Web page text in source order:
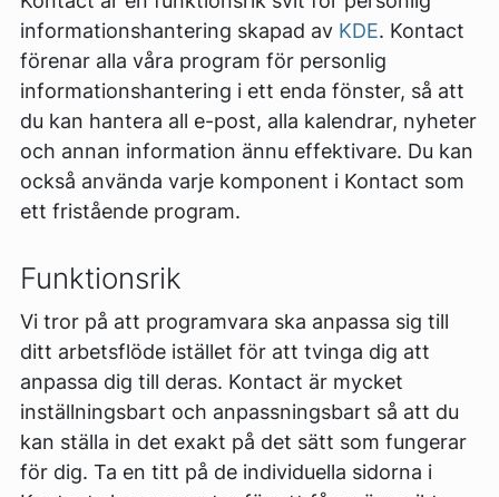
informationshantering skapad av KDE. Kontact
förenar alla våra program för personlig
informationshantering i ett enda fönster, så att
du kan hantera all e-post, alla kalendrar, nyheter
och annan information ännu effektivare. Du kan
också använda varje komponent i Kontact som
ett fristående program.
Funktionsrik
Vi tror på att programvara ska anpassa sig till
ditt arbetsflöde istället för att tvinga dig att
anpassa dig till deras. Kontact är mycket
inställningsbart och anpassningsbart så att du
kan ställa in det exakt på det sätt som fungerar
för dig. Ta en titt på de individuella sidorna i